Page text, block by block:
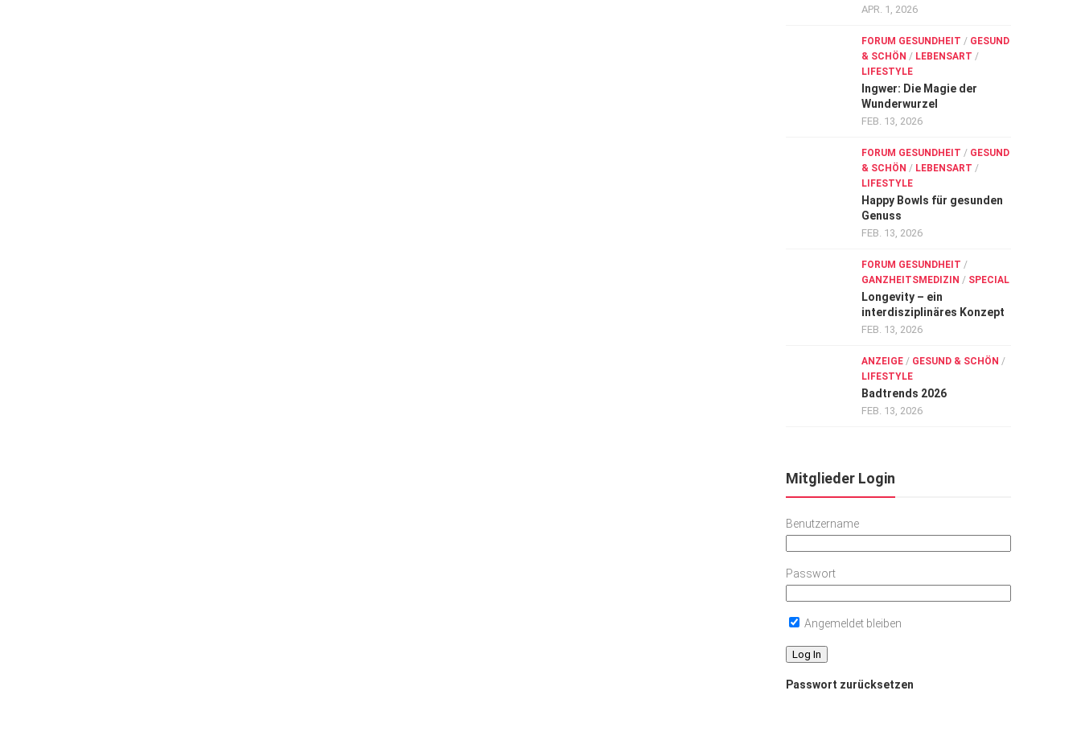
APR. 1, 2026
FORUM GESUNDHEIT / GESUND
& SCHÖN / LEBENSART /
LIFESTYLE
Ingwer: Die Magie der
Wunderwurzel
FEB. 13, 2026
FORUM GESUNDHEIT / GESUND
& SCHÖN / LEBENSART /
LIFESTYLE
Happy Bowls für gesunden
Genuss
FEB. 13, 2026
FORUM GESUNDHEIT /
GANZHEITSMEDIZIN / SPECIAL
Longevity – ein
interdisziplinäres Konzept
FEB. 13, 2026
ANZEIGE / GESUND & SCHÖN /
LIFESTYLE
Badtrends 2026
FEB. 13, 2026
Mitglieder Login
Benutzername
Passwort
Angemeldet bleiben
Passwort zurücksetzen